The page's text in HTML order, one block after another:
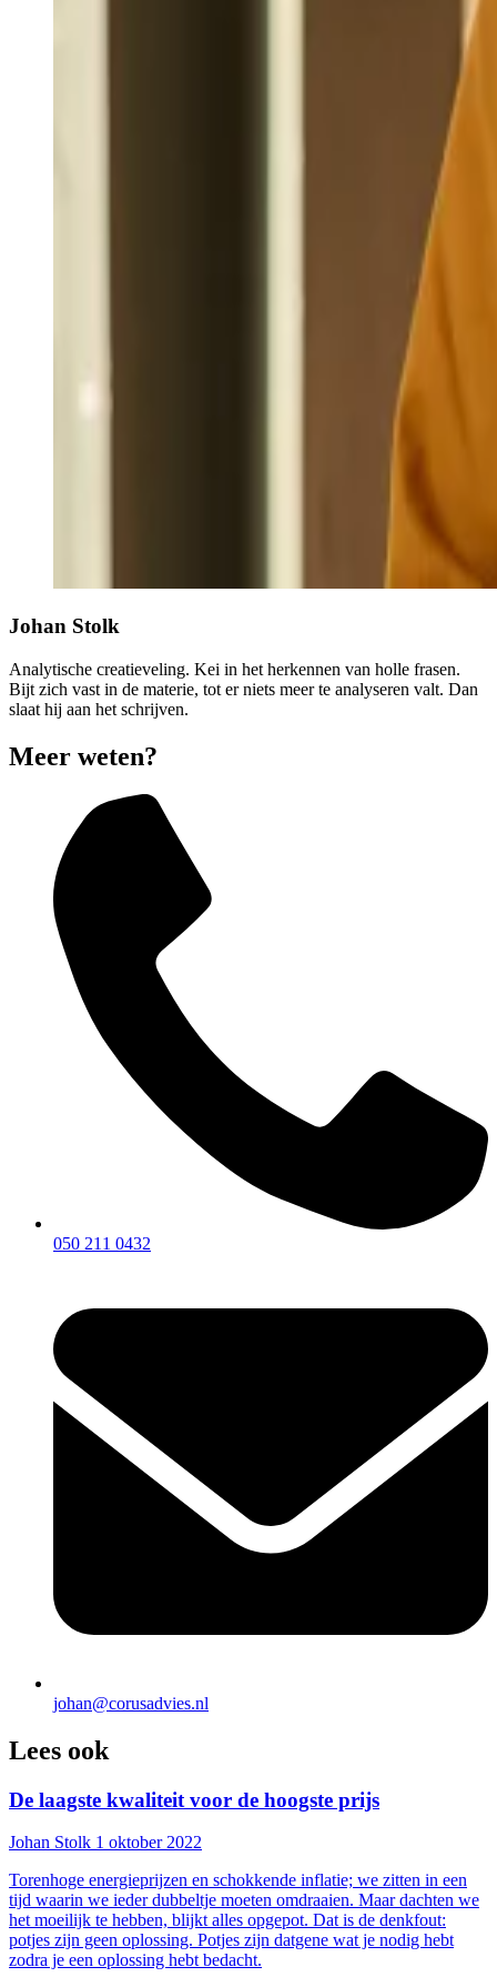
Johan Stolk
Analytische creatieveling. Kei in het herkennen van holle frasen.
Bijt zich vast in de materie, tot er niets meer te analyseren valt. Dan
slaat hij aan het schrijven.
Meer weten?
050 211 0432
johan@corusadvies.nl
Lees ook
De laagste kwaliteit voor de hoogste prijs
Johan Stolk 1 oktober 2022
Torenhoge energieprijzen en schokkende inflatie; we zitten in een
tijd waarin we ieder dubbeltje moeten omdraaien. Maar dachten we
het moeilijk te hebben, blijkt alles opgepot. Dat is de denkfout:
potjes zijn geen oplossing. Potjes zijn datgene wat je nodig hebt
zodra je een oplossing hebt bedacht.